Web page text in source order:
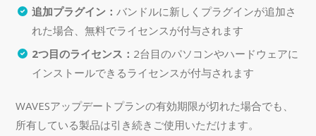
追加プラグイン： バンドルに新しくプラグインが追加さ
れた場合、無料でライセンスが付与されます
2つ目のライセンス： 2台目のパソコンやハードウェアに
インストールできるライセンスが付与されます
WAVESアップデートプランの有効期限が切れた場合でも、
所有している製品は引き続きご使用いただけます。